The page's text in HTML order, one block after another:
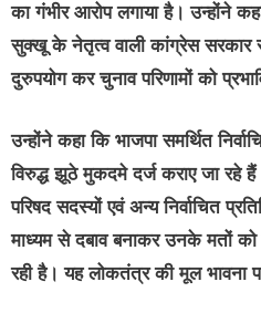
का गंभीर आरोप लगाया है। उन्होंने
सुक्खू के नेतृत्व वाली कांग्रेस सरकार
दुरुपयोग कर चुनाव परिणामों को
उन्होंने कहा कि भाजपा समर्थित
विरुद्ध झूठे मुकदमे दर्ज कराए जा रहे
परिषद सदस्यों एवं अन्य निर्वाचित
माध्यम से दबाव बनाकर उनके मतों
रही है। यह लोकतंत्र की मूल भावना